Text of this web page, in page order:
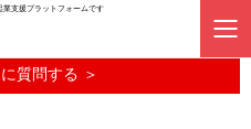
業支援プラットフォームです
ビス
質問する ＞